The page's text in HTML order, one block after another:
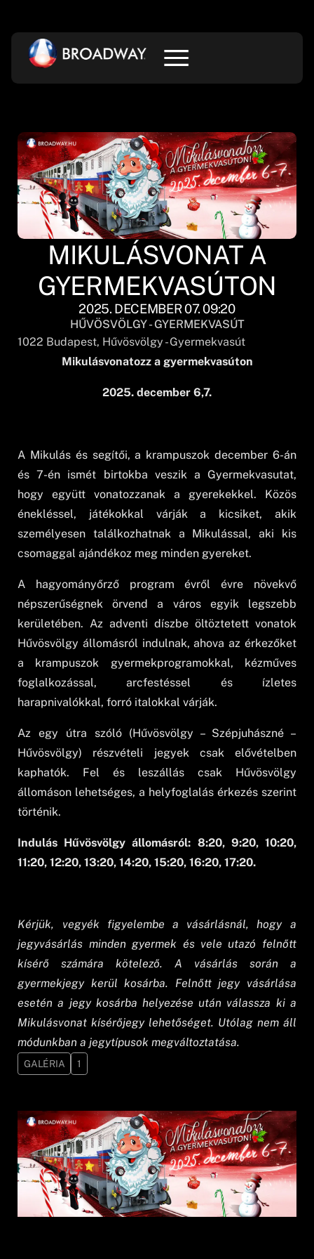
MIKULÁSVONAT A
GYERMEKVASÚTON
2025. DECEMBER 07. 09:20
HŰVÖSVÖLGY - GYERMEKVASÚT
1022 Budapest, Hűvösvölgy - Gyermekvasút
Mikulásvonatozz a gyermekvasúton
2025. december 6,7.
A Mikulás és segítői, a krampuszok december 6-án
és 7-én ismét birtokba veszik a Gyermekvasutat,
hogy együtt vonatozzanak a gyerekekkel. Közös
énekléssel, játékokkal várják a kicsiket, akik
személyesen találkozhatnak a Mikulással, aki kis
csomaggal ajándékoz meg minden gyereket.
A hagyományőrző program évről évre növekvő
népszerűségnek örvend a város egyik legszebb
kerületében. Az adventi díszbe öltöztetett vonatok
Hűvösvölgy állomásról indulnak, ahova az érkezőket
a krampuszok gyermekprogramokkal, kézműves
foglalkozással, arcfestéssel és ízletes
harapnivalókkal, forró italokkal várják.
Az egy útra szóló (Hűvösvölgy – Szépjuhászné –
Hűvösvölgy) részvételi jegyek csak elővételben
kaphatók. Fel és leszállás csak Hűvösvölgy
állomáson lehetséges, a helyfoglalás érkezés szerint
történik.
Indulás Hűvösvölgy állomásról: 8:20, 9:20, 10:20,
11:20, 12:20, 13:20, 14:20, 15:20, 16:20, 17:20.
Kérjük, vegyék figyelembe a vásárlásnál, hogy a
jegyvásárlás minden gyermek és vele utazó felnőtt
kísérő számára kötelező. A vásárlás során a
gyermekjegy kerül kosárba. Felnőtt jegy vásárlása
esetén a jegy kosárba helyezése után válassza ki a
Mikulásvonat kísérőjegy lehetőséget. Utólag nem áll
módunkban a jegytípusok megváltoztatása.
GALÉRIA 1